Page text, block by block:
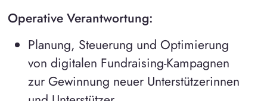
Operative Verantwortung:
Planung, Steuerung und Optimierung
von digitalen Fundraising-Kampagnen
zur Gewinnung neuer Unterstützerinnen